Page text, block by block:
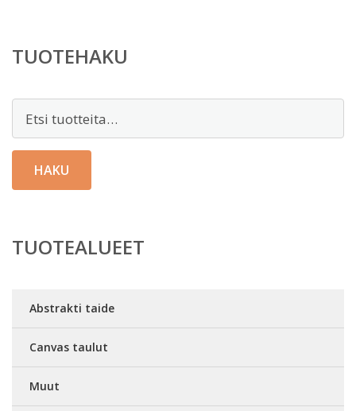
TUOTEHAKU
HAKU
TUOTEALUEET
Abstrakti taide
Canvas taulut
Muut